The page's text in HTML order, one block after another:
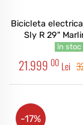
Bicicleta
Sly R 29"
Racing Silver /în stoc
21.999 00 Lei
-17%